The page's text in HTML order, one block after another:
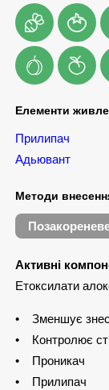
Елементи
Прилипач
Адьювант
Методи
Активні
Етоксилати
• Зменшує
• Контролює
• Проникач
• Прилипач